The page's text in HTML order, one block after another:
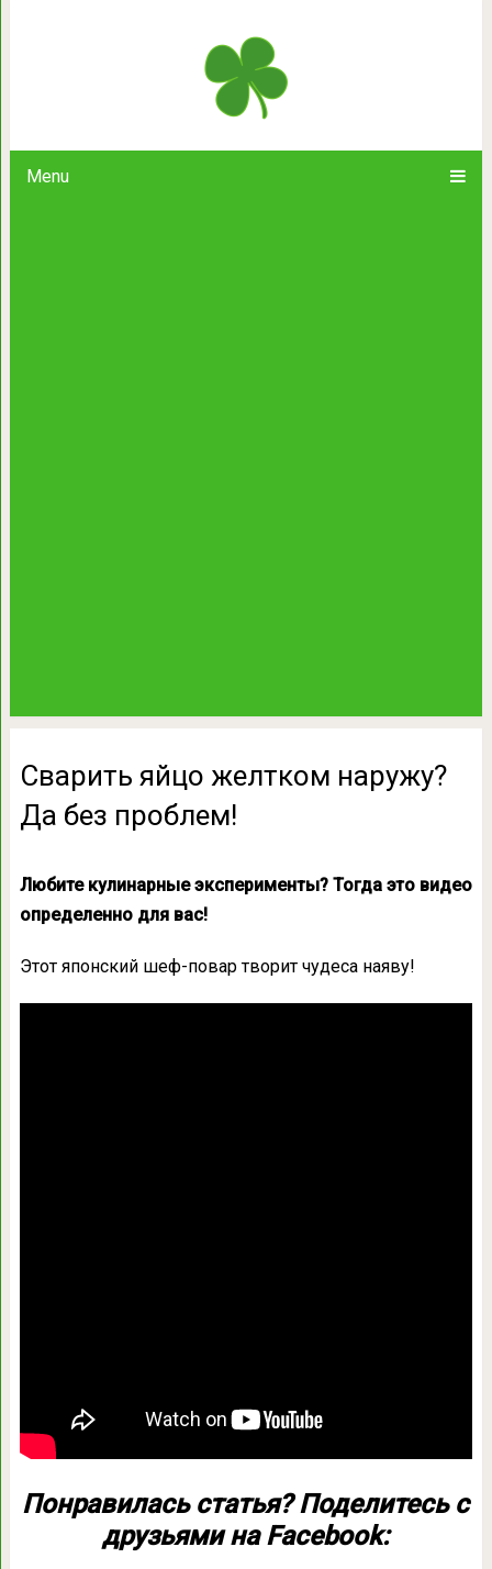
Menu
Сварить яйцо желтком
Сварить яйцо желтком наружу?
Да без проблем!
Любите кулинарные эксперименты? Тогда это видео
определенно для вас!
Этот японский шеф-повар творит чудеса наяву!
Понравилась статья? Поделитесь с
друзьями на Facebook: